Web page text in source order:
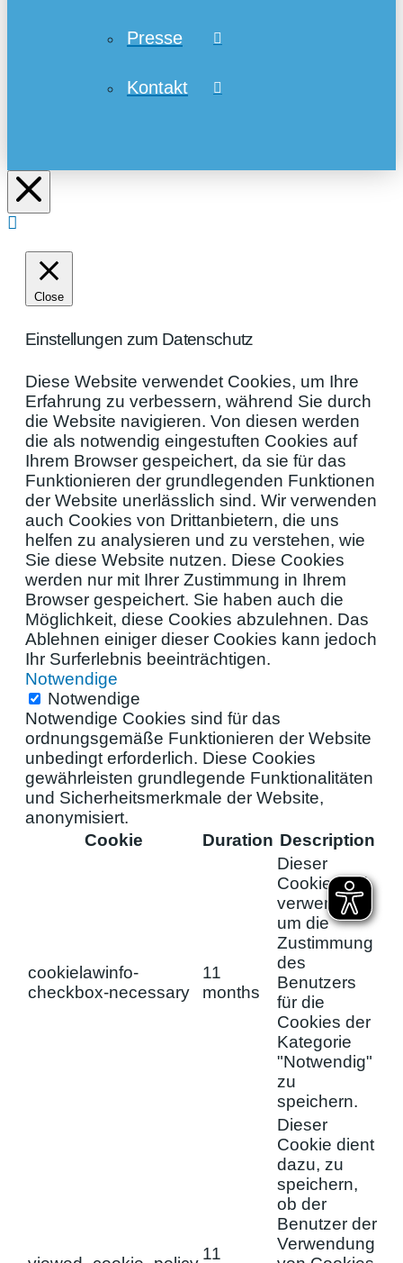
Presse
Kontakt
Close
Einstellungen zum Datenschutz
Diese Website verwendet Cookies, um Ihre
Erfahrung zu verbessern, während Sie durch
die Website navigieren. Von diesen werden
die als notwendig eingestuften Cookies auf
Ihrem Browser gespeichert, da sie für das
Funktionieren der grundlegenden Funktionen
der Website unerlässlich sind. Wir verwenden
auch Cookies von Drittanbietern, die uns
helfen zu analysieren und zu verstehen, wie
Sie diese Website nutzen. Diese Cookies
werden nur mit Ihrer Zustimmung in Ihrem
Browser gespeichert. Sie haben auch die
Möglichkeit, diese Cookies abzulehnen. Das
Ablehnen einiger dieser Cookies kann jedoch
Ihr Surferlebnis beeinträchtigen.
Notwendige
Notwendige
Notwendige Cookies sind für das
ordnungsgemäße Funktionieren der Website
unbedingt erforderlich. Diese Cookies
gewährleisten grundlegende Funktionalitäten
und Sicherheitsmerkmale der Website,
anonymisiert.
Cookie
Duration Description
cookielawinfo-
checkbox-necessary
11
months
Dieser
Cookie wird
verwendet,
um die
Zustimmung
des
Benutzers
für die
Cookies der
Kategorie
"Notwendig"
zu
speichern.
11
Dieser
Cookie dient
dazu, zu
speichern,
ob der
Benutzer der
Verwendung